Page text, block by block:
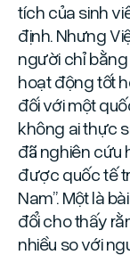
tích của sinh
định. Nhưng
người chỉ
hoạt động tốt
đối với một
không ai thực
đã nghiên cứu
được quốc tế
Nam”. Một là
đổi cho thấy
nhiều so với